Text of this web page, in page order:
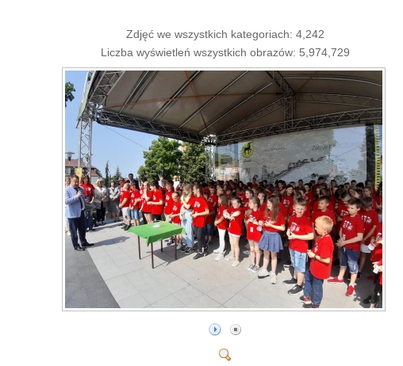
Zdjęć we wszystkich kategoriach: 4,242
Liczba wyświetleń wszystkich obrazów: 5,974,729